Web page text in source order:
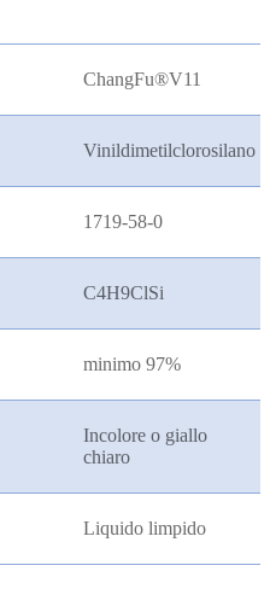
ChangFu®V11
Vinildimetilclorosilano
1719-58-0
C4H9ClSi
minimo 97%
Incolore o giallo
chiaro
Liquido limpido